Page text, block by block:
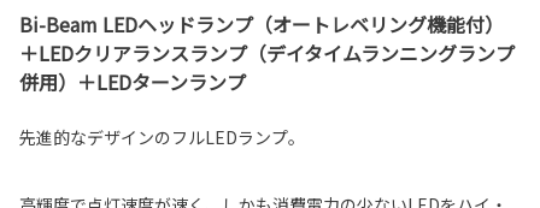
Bi-Beam LEDヘッドランプ（オートレベリング機能付）
＋LEDクリアランスランプ（デイタイムランニングランプ
併用）＋LEDターンランプ
先進的なデザインのフルLEDランプ。